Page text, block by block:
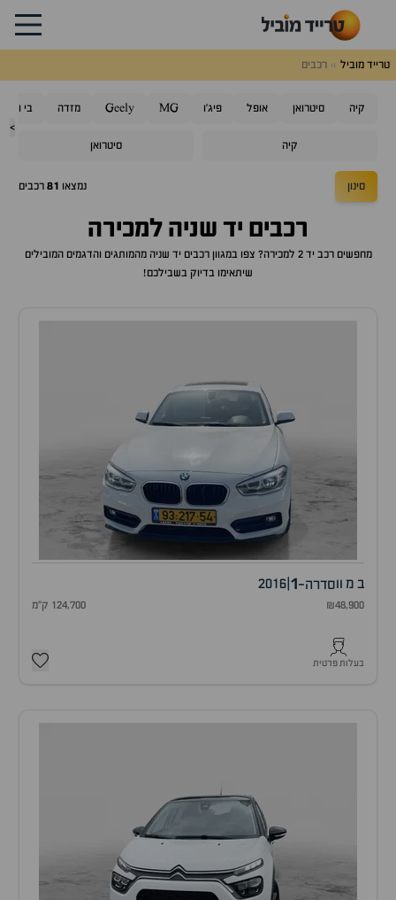
טרייד מוביל רכבים
>
קיה סיטרואן אופל פיג'ו MG
Geely מזדה בי ווי די
קיה סיטרואן
סינון נמצאו 81 רכבים
רכבים יד שניה למכירה
מחפשים רכב יד 2 למכירה? צפו במגוון רכבים יד שניה מהמותגים והדגמים המובילים
שיתאימו בדיוק בשבילכם!
ב מ ווסדרה-1
2016
₪48,900 124,700 ק"מ
בעלות פרטית